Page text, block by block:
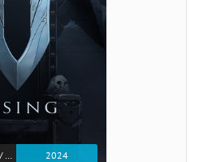
Приключения / Экшен 2024